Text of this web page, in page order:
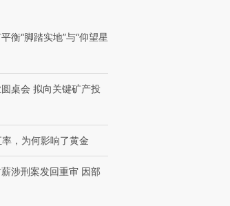
衡“脚踏实地”与“仰望星
桌会 拟向关键矿产投
，为何影响了黄金
涉刑案发回重审 因部